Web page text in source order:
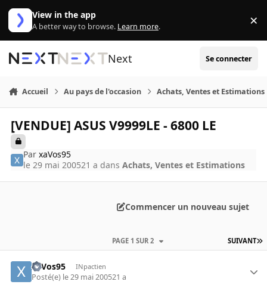
Aller au contenu
View in the app
A better way to browse. Learn more. ×
Next Se connecter
Accueil Au pays de l'occasion Achats, Ventes et Estimations
[VENDUE] ASUS V9999LE - 6800 LE
ParxaVos95
le 29 mai 200521 a dansAchats, Ventes et Estimations
Commencer un nouveau sujet
SUIVANT
PAGE 1 SUR 2
xaVos95 INpactien
Posté(e) le 29 mai 200521 a